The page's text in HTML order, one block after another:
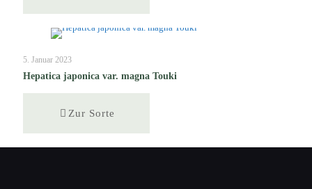
5. Januar 2023
Hepatica japonica var. magna Touki
Zur Sorte